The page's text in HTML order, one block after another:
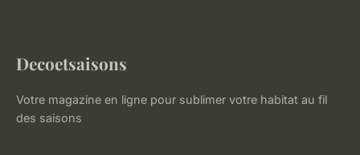
Decoetsaisons
Votre magazine en ligne pour sublimer votre habitat au fil
des saisons